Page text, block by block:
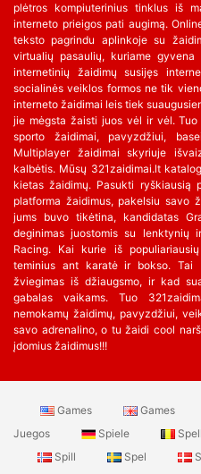
plėtros kompiuterinius tinklus iš
interneto prieigos pati augimą.
teksto pagrindu aplinkoje su
virtualių pasaulių, kuriame
internetinių žaidimų susijęs
socialinės veiklos formos ne tik
interneto žaidimai leis tiek
jie mėgsta žaisti juos vėl ir vėl.
sporto žaidimai, pavyzdžiui,
Multiplayer žaidimai skyriuje
kalbėtis. Mūsų 321zaidimai.lt
kietas žaidimų. Pasukti ryškiausią
platforma žaidimus, pakelsiu savo
jums buvo tikėtina, kandidatas
deginimas juostomis su lenktynių
Racing. Kai kurie iš
teminius ant karatė ir bokso. Tai
žviegimas iš džiaugsmo, ir kad
gabalas vaikams. Tuo
nemokamų žaidimų, pavyzdžiui,
savo adrenalino, o tu žaidi cool
įdomius žaidimus!!!
Games Games
Juegos
Spiele
Spill
Spel